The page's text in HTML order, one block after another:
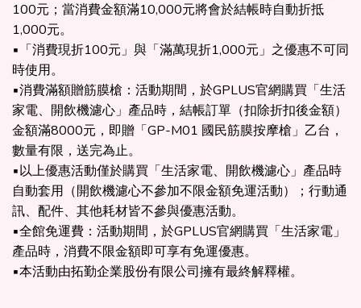
100元；當消費金額滿10,000元將會於結帳時自動折抵
1,000元。
▪「消費現折100元」與「滿萬現折1,000元」之優惠不可同
時使用。
▪消費滿額贈筋膜槍：活動期間，於GPLUS官網購買「生活
家電、開飲機濾心」產品時，結帳訂單（扣除折扣後金額）
金額滿8000元，即贈「GP-M01 國民筋膜按摩槍」乙台，
數量有限，送完為止。
▪以上優惠活動僅於購買「生活家電、開飲機濾心」產品時
自動套用（開飲機濾心不參加不限金額免運活動）；行動通
訊、配件、其他耗材皆不參與優惠活動。
▪全館免運費：活動期間，於GPLUS官網購買「生活家電」
產品時，消費不限金額即可享有免運優惠。
▪本活動由拓勤企業股份有限公司擁有最終解釋權。